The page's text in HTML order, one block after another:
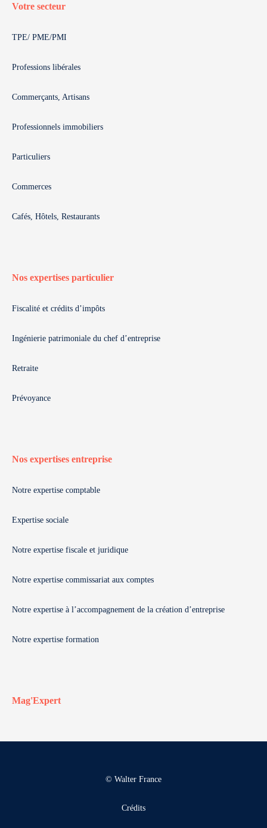
Votre secteur
TPE/ PME/PMI
Professions libérales
Commerçants, Artisans
Professionnels immobiliers
Particuliers
Commerces
Cafés, Hôtels, Restaurants
Nos expertises particulier
Fiscalité et crédits d’impôts
Ingénierie patrimoniale du chef d’entreprise
Retraite
Prévoyance
Nos expertises entreprise
Notre expertise comptable
Expertise sociale
Notre expertise fiscale et juridique
Notre expertise commissariat aux comptes
Notre expertise à l’accompagnement de la création d’entreprise
Notre expertise formation
Mag'Expert
© Walter France
Crédits